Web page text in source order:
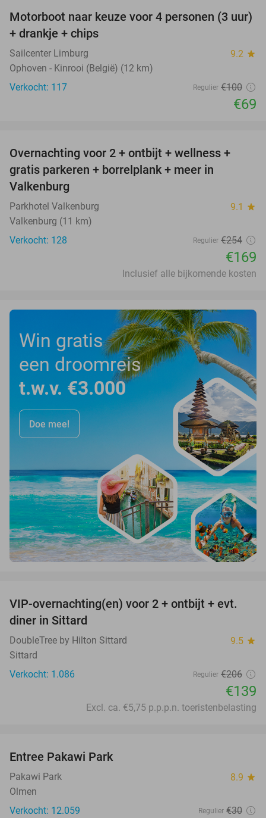
31%
Motorboot naar keuze voor 4 personen (3 uur)
+ drankje + chips
Sailcenter Limburg 9.2 star
Ophoven - Kinrooi (België) (12 km)
Verkocht: 117
Regulier €100
€69
33%
Overnachting voor 2 + ontbijt + wellness +
gratis parkeren + borrelplank + meer in
Valkenburg
Parkhotel Valkenburg 9.1 star
Valkenburg (11 km)
Verkocht: 128
Regulier €254
€169
Inclusief alle bijkomende kosten
Win gratis
een droomreis
t.w.v. €3.000
Doe mee!
33%
VIP-overnachting(en) voor 2 + ontbijt + evt.
diner in Sittard
DoubleTree by Hilton Sittard 9.5 star
Sittard
Verkocht: 1.086
Regulier €206
€139
Excl. ca. €5,75 p.p.p.n. toeristenbelasting
Entree Pakawi Park
Pakawi Park 8.9 star
Olmen
Verkocht: 12.059
Regulier €30